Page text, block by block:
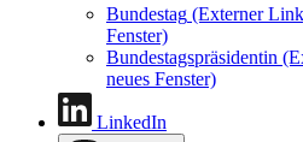
Bundestag (Externer
Fenster)
Bundestagspräsidentin
neues Fenster)
LinkedIn